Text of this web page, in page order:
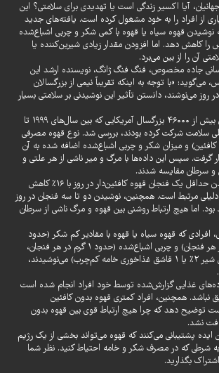
آیا اکسیر زندگی است یا تهدیدی برای سلامتی؟ این
از افراد را به خود مشغول کرده است. یافته‌های جدید
قهوه سیاه یا قهوه با کمی شکر و چربی اشباع‌شده
کاهش دهد. اما افزودن مقدار زیادی شیرین‌کننده یا
آن را از بین می‌برد.
جاده مخصوص، فنگ فنگ ژانگ، نویسنده ارشد این
می‌گوید: «با توجه به اینکه تقریباً نیمی از بزرگسالان
می‌نوشند، دانستن تأثیر این نوشیدنی بر سلامتی بسیار
در این پژوهش، داده‌های بیش از ۴۶۰۰۰ بزرگسال آمریکایی که بین سال‌های ۱۹۹۹ تا
ملی سلامت شرکت کرده بودند، بررسی شد. نوع قهوه مصرفی
کافئین) و میزان شکر و چربی اشباع‌شده اضافه شده به آن
گرفت. سپس این داده‌ها با مرگ و میر ناشی از هر علتی و
و سرطان مقایسه شدند.
نتایج نشان داد که نوشیدن حداقل یک فنجان قهوه کافئین‌دار در روز با ۱۶٪ کاهش
مرتبط است. همچنین، نوشیدن دو تا سه فنجان در روز
بود. اما هیچ ارتباط روشنی بین قهوه و مرگ ناشی از سرطان
که قهوه سیاه یا قهوه با مقادیر کم شکر (حدود
نصف قاشق چای‌خوری در هر فنجان) و چربی اشباع‌شده (حدود ۱ گرم در هر فنجان،
معادل ۵ قاشق غذاخوری شیر ۲٪ یا ۱ قاشق غذاخوری خامه کم‌چرب) می‌نوشیدند،
غذایی گزارش‌شده توسط خود افراد انجام شده است
همچنین، افراد کمتری قهوه بدون کافئین
توضیح دهد که چرا هیچ ارتباط قوی بین قهوه بدون
نشد.
ایده پشتیبانی می‌کنند که قهوه می‌تواند بخشی از یک رژیم
به شرطی که در مصرف شکر و خامه احتیاط کنید. نظر شما
بگذارید.